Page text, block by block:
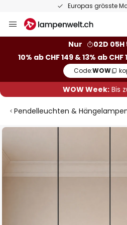
Europas grösste
Inhalt
Nur
02D 05H
10% ab CHF 149 & 13% ab
Code:WOW
WOW Week:Bis
Pendelleuchten &
Zum
Ende
der